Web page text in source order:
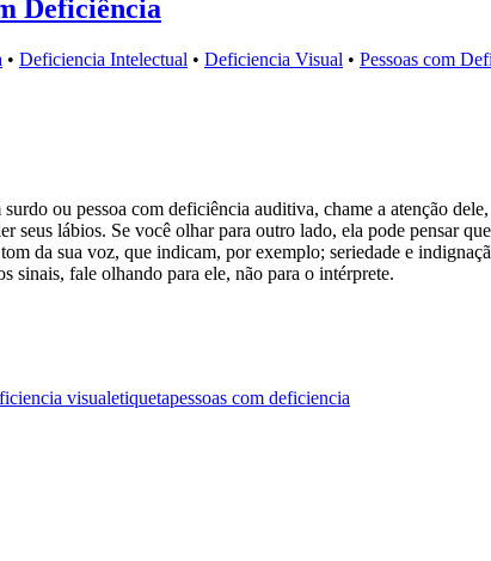
Deficiência
• Deficiencia Intelectual • Deficiencia Visual • Pessoas com
ou pessoa com deficiência auditiva, chame a atenção
seus lábios. Se você olhar para outro lado, ela pode pensar
da sua voz, que indicam, por exemplo; seriedade e
sinais, fale olhando para ele, não para o intérprete.
visualetiquetapessoas com deficiencia